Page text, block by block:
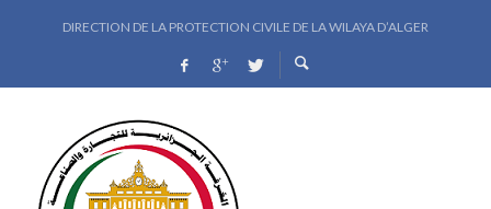
DIRECTION DE LA PROTECTION CIVILE DE LA WILAYA D’ALGER
L’ÉTABLISSEMENT HOSPITALIER SPÉCIALISÉ SALIM ZEMIRLI LANCE UN
مديرية الخذمات الجامعية جزائر غرب تعلن عن استشارة خاصة كراء نادي الإقامة الجامعية